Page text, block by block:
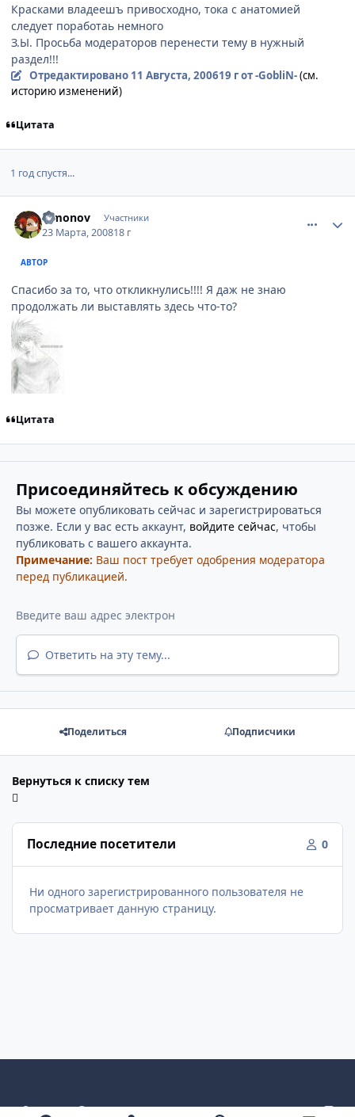
Красками владеешъ привосходно, тока с анатомией
следует поработаь немного
З.Ы. Просьба модераторов перенести тему в нужный
раздел!!!
Отредактировано 11 Августа, 200619 гот -GobliN-(см.
историю изменений)
Цитата
1 год спустя...
Simonov Участники
23 Марта, 200818 г
АВТОР
Спасибо за то, что откликнулись!!!! Я даж не знаю
продолжать ли выставлять здесь что-то?
Цитата
Присоединяйтесь к обсуждению
Вы можете опубликовать сейчас и зарегистрироваться
позже. Если у вас есть аккаунт, войдите сейчас, чтобы
публиковать с вашего аккаунта.
Примечание: Ваш пост требует одобрения модератора
перед публикацией.
Ответить на эту тему...
Поделиться Подписчики
Вернуться к списку тем
Последние посетители 0
Ни одного зарегистрированного пользователя не
просматривает данную страницу.
Светлый режим
Темный режим
Как в системе v